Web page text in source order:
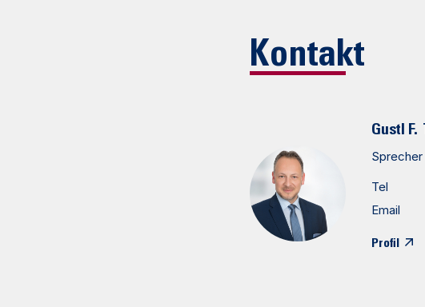
Kontakt
Gustl F.
Tel
Email
Profil